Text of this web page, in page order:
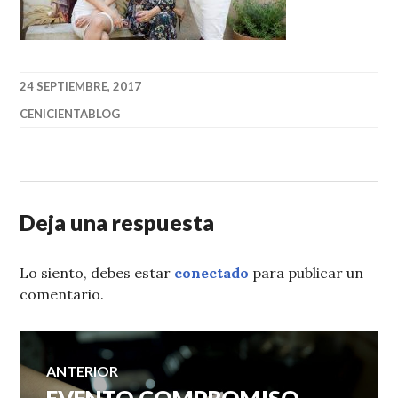
24 SEPTIEMBRE, 2017
CENICIENTABLOG
Deja una respuesta
Lo siento, debes estar conectado para publicar un
comentario.
Navegación
ANTERIOR
Entrada